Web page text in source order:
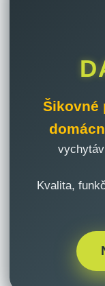
Šikovné
Kvalita,